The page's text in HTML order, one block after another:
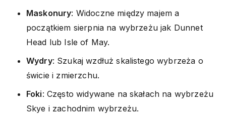
Maskonury: Widoczne między majem a
początkiem sierpnia na wybrzeżu jak Dunnet
Head lub Isle of May.
Wydry: Szukaj wzdłuż skalistego wybrzeża o
świcie i zmierzchu.
Foki: Często widywane na skałach na wybrzeżu
Skye i zachodnim wybrzeżu.